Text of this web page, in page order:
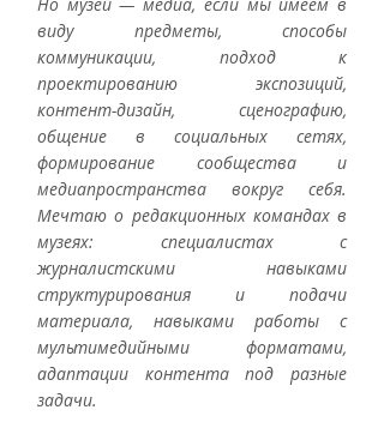
виду предметы, способы
коммуникации, подход к
проектированию экспозиций,
контент-дизайн, сценографию,
общение в социальных сетях,
формирование сообщества и
медиапространства вокруг себя.
Мечтаю о редакционных командах в
музеях: специалистах с
журналистскими навыками
структурирования и подачи
материала, навыками работы с
мультимедийными форматами,
адаптации контента под разные
задачи.